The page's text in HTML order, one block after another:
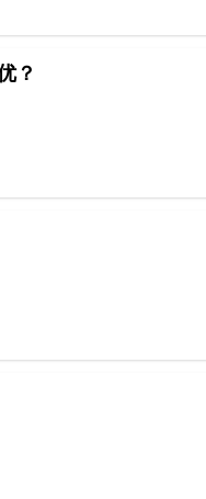
？